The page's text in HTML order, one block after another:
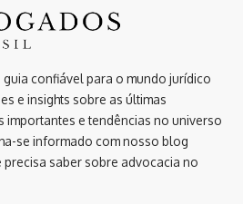
confiável para o mundo jurídico
e insights sobre as últimas
importantes e tendências no universo
se informado com nosso blog
saber sobre advocacia no